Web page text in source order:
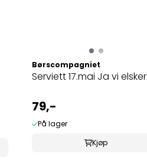
Børscompagniet
Serviett 17.mai Ja vi elsker
79,-
På lager
Kjøp